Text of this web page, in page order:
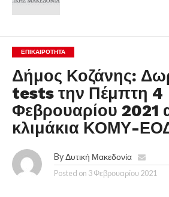
ΕΠΙΚΑΙΡΟΤΗΤΑ
Δήμος Κοζάνης:
tests την Πέμπτη 4
Φεβρουαρίου 2021
κλιμάκια ΚΟΜΥ-
By Δυτική Μακεδονία
Posted on 3 Φεβρουαρίου 2021